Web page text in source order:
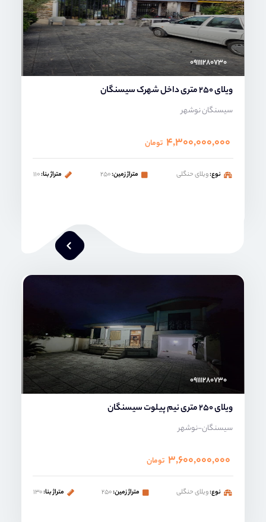
۰۹۱۱۱۲۸۰۷۳۰
ویلای 250 متری داخل شهرک سیسنگان
سیسنگان نوشهر
۴,۳۰۰,۰۰۰,۰۰۰ تومان
نوع:ویلای حنگلی متراژ زمین:۲۵۰ متراژ بنا:۱۱۰
۰۹۱۱۱۲۸۰۷۳۰
ویلای 250 متری نیم پیلوت سیسنگان
سیسنگان-نوشهر
۳,۶۰۰,۰۰۰,۰۰۰ تومان
نوع:ویلای حنگلی متراژ زمین:۲۵۰ متراژ بنا:۱۳۰